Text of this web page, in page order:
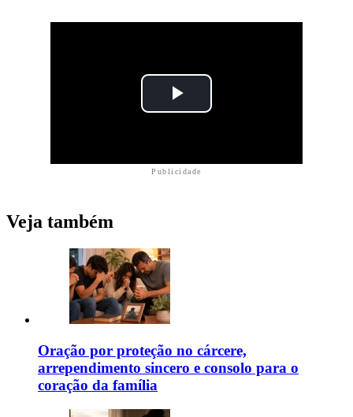
Publicidade
Veja também
Oração por proteção no cárcere,
arrependimento sincero e consolo para o
coração da família